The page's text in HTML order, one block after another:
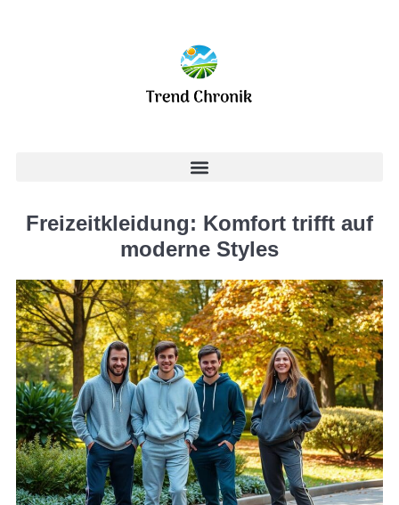
Freizeitkleidung: Komfort trifft auf
moderne Styles